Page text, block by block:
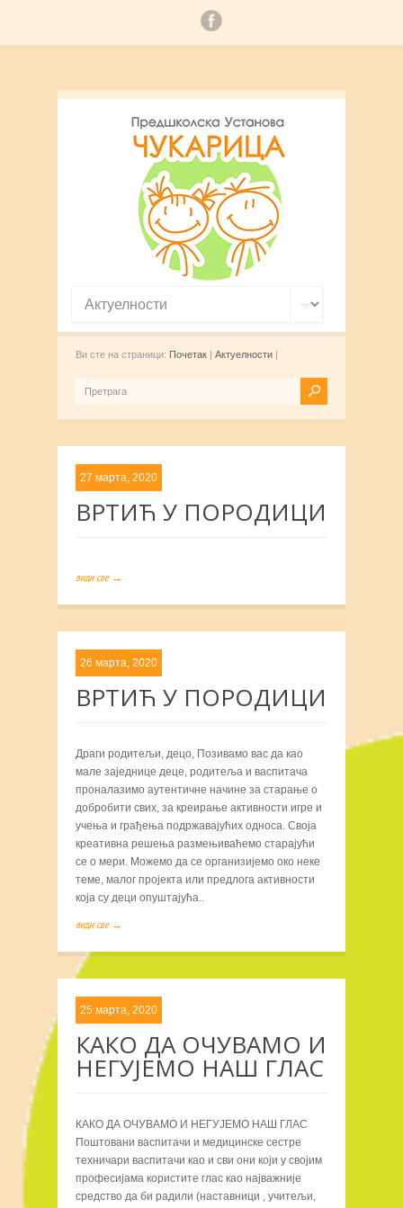
Ви сте на страници: Почетак | Актуелности |
27 марта, 2020
ВРТИЋ У ПОРОДИЦИ
види све →
26 марта, 2020
ВРТИЋ У ПОРОДИЦИ
Драги родитељи, децо, Позивамо вас да као
мале заједнице деце, родитеља и васпитача
проналазимо аутентичне начине за старање о
добробити свих, за креирање активности игре и
учења и грађења подржавајућих односа. Своја
креативна решења размењиваћемо старајући
се о мери. Можемо да се организијемо око неке
теме, малог пројекта или предлога активности
која су деци опуштајућа..
види све →
25 марта, 2020
КАКО ДА ОЧУВАМО И
НЕГУЈЕМО НАШ ГЛАС
КАКО ДА ОЧУВАМО И НЕГУЈЕМО НАШ ГЛАС
Поштовани васпитачи и медицинске сестре
техничари васпитачи као и сви они који у својим
професијама користите глас као најважније
средство да би радили (наставници , учитељи,